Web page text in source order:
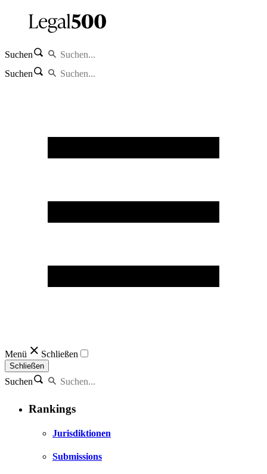
Suchen
Suchen
Menü Schließen
Schließen
Suchen
Rankings
Jurisdiktionen
Submissions